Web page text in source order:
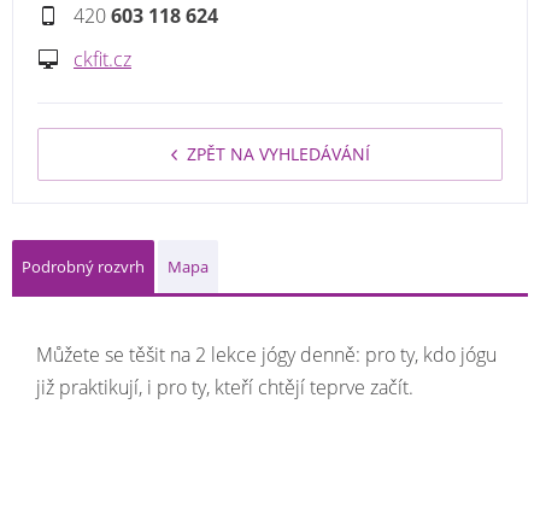
420603 118 624
ckfit.cz
ZPĚT NA VYHLEDÁVÁNÍ
Podrobný rozvrh Mapa
Můžete se těšit na 2 lekce jógy denně: pro ty, kdo jógu
již praktikují, i pro ty, kteří chtějí teprve začít.